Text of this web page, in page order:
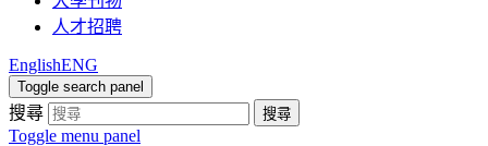
人才招聘
EnglishENG
Toggle search panel
搜尋 搜尋
Toggle menu panel